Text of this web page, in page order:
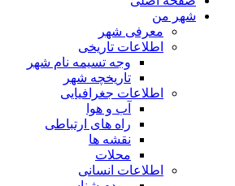
شهر من
معرفی شهر
اطلاعات تاریخی
وجه تسیمه نام شهر
تاریخچه شهر
اطلاعات جغرافیایی
آب و هوا
راه های ارتباطی
نقشه ها
محلات
اطلاعات انسانی